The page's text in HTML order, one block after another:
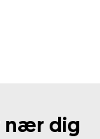
nær dig